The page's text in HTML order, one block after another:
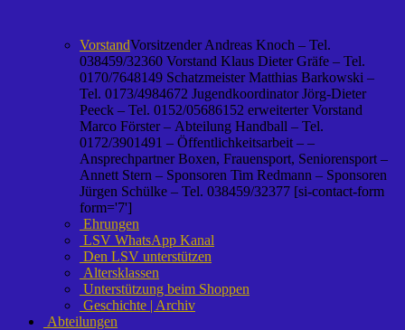
VorstandVorsitzender Andreas Knoch – Tel.
038459/32360 Vorstand Klaus Dieter Gräfe – Tel.
0170/7648149 Schatzmeister Matthias Barkowski –
Tel. 0173/4984672 Jugendkoordinator Jörg-Dieter
Peeck – Tel. 0152/05686152 erweiterter Vorstand
Marco Förster – Abteilung Handball – Tel.
0172/3901491 – Öffentlichkeitsarbeit – –
Ansprechpartner Boxen, Frauensport, Seniorensport –
Annett Stern – Sponsoren Tim Redmann – Sponsoren
Jürgen Schülke – Tel. 038459/32377 [si-contact-form
form='7']
Ehrungen
LSV WhatsApp Kanal
Den LSV unterstützen
Altersklassen
Unterstützung beim Shoppen
Geschichte | Archiv
Abteilungen